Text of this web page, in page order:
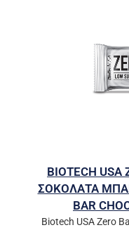
BIOTECH
ΣΟΚΟΛΑΤΑ
BAR
Biotech USA Zero